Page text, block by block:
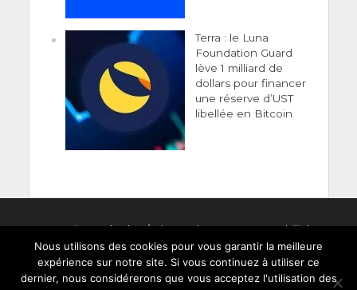
Terra : le Luna
Foundation Guard
lève 1 milliard de
dollars pour financer
une réserve d’UST
libellée en Bitcoin
Men­tions Légales/Clause de non-responsabilité
Copyright © 2022 Crypto-France.com : actualités
Nous utilisons des cookies pour vous garantir la meilleure
expérience sur notre site. Si vous continuez à utiliser ce
dernier, nous considérerons que vous acceptez l'utilisation des